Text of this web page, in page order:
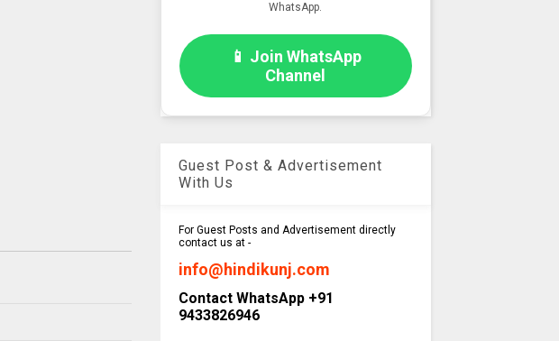
WhatsApp.
📱 Join WhatsApp
Channel
Guest Post & Advertisement
With Us
For Guest Posts and Advertisement directly
contact us at -
info@hindikunj.com
Contact WhatsApp +91
9433826946